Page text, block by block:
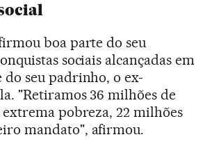
boa parte do seu
sociais alcançadas em
do seu padrinho, o ex-
"Retiramos 36 milhões de
pobreza, 22 milhões
mandato", afirmou.